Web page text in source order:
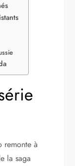
remonte à
la saga